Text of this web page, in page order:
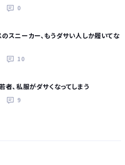
0
スニーカー、もうダサい人しか履いてな
10
者、私服がダサくなってしまう
9